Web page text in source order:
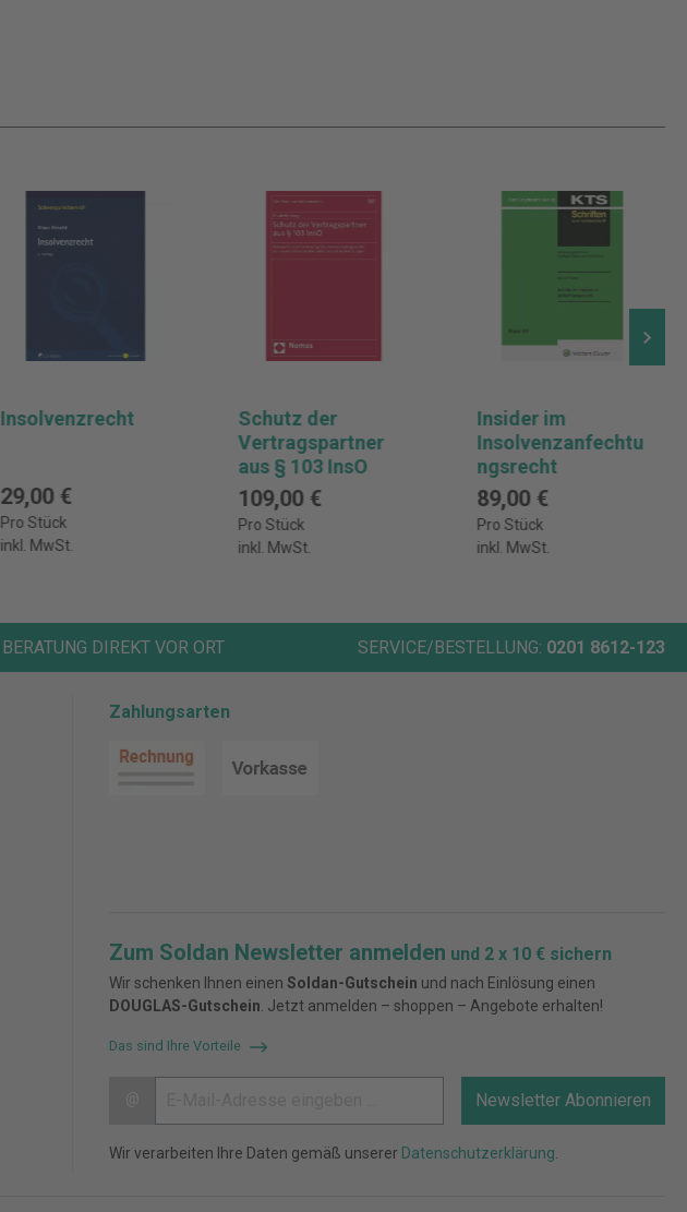
Insolvenzrecht
29,00 €
Pro Stück
inkl. MwSt.
Schutz der
Vertragspartner
aus § 103 InsO
109,00 €
Pro Stück
inkl. MwSt.
Insider im
Insolvenzanfechtu
ngsrecht
89,00 €
Pro Stück
inkl. MwSt.
BERATUNG DIREKT VOR ORT SERVICE/BESTELLUNG: 0201 8612-123
Zahlungsarten
Zum Soldan Newsletter anmelden und 2 x 10 € sichern
Wir schenken Ihnen einen Soldan-Gutschein und nach Einlösung einen
DOUGLAS-Gutschein . Jetzt anmelden – shoppen – Angebote erhalten!
Das sind Ihre Vorteile
Newsletter Abonnieren
Wir verarbeiten Ihre Daten gemäß unserer Datenschutzerklärung